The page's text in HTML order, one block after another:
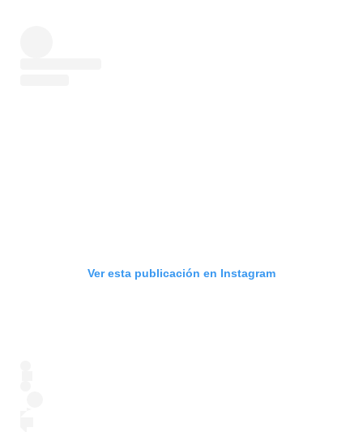
Ver esta publicación en Instagram